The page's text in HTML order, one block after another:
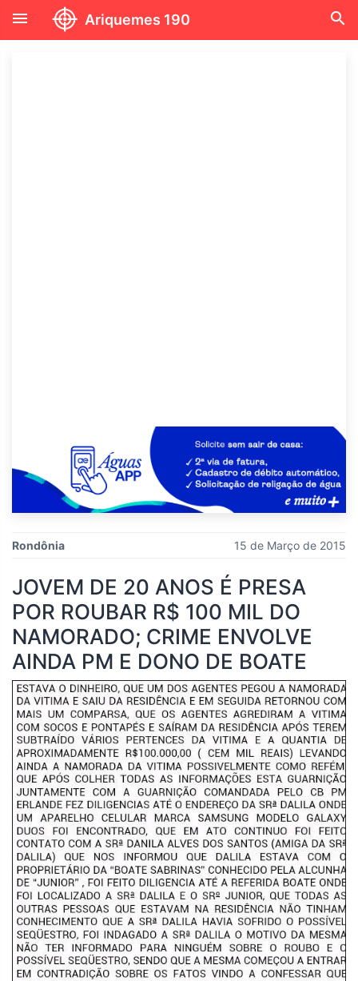
menu Ariquemes 190 search
Rondônia 15 de Março de 2015
JOVEM DE 20 ANOS É PRESA
POR ROUBAR R$ 100 MIL DO
NAMORADO; CRIME ENVOLVE
AINDA PM E DONO DE BOATE